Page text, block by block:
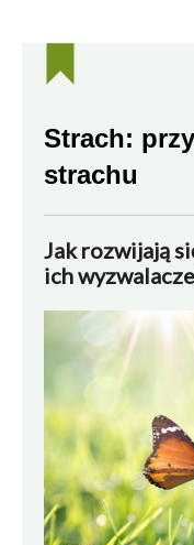
Strach:
strachu
Jak rozwijają
ich